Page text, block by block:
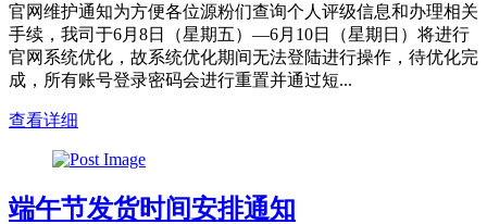
官网维护通知为方便各位源粉们查询个人评级信息和办理相关
手续，我司于6月8日（星期五）—6月10日（星期日）将进行
官网系统优化，故系统优化期间无法登陆进行操作，待优化完
成，所有账号登录密码会进行重置并通过短...
查看详细
端午节发货时间安排通知